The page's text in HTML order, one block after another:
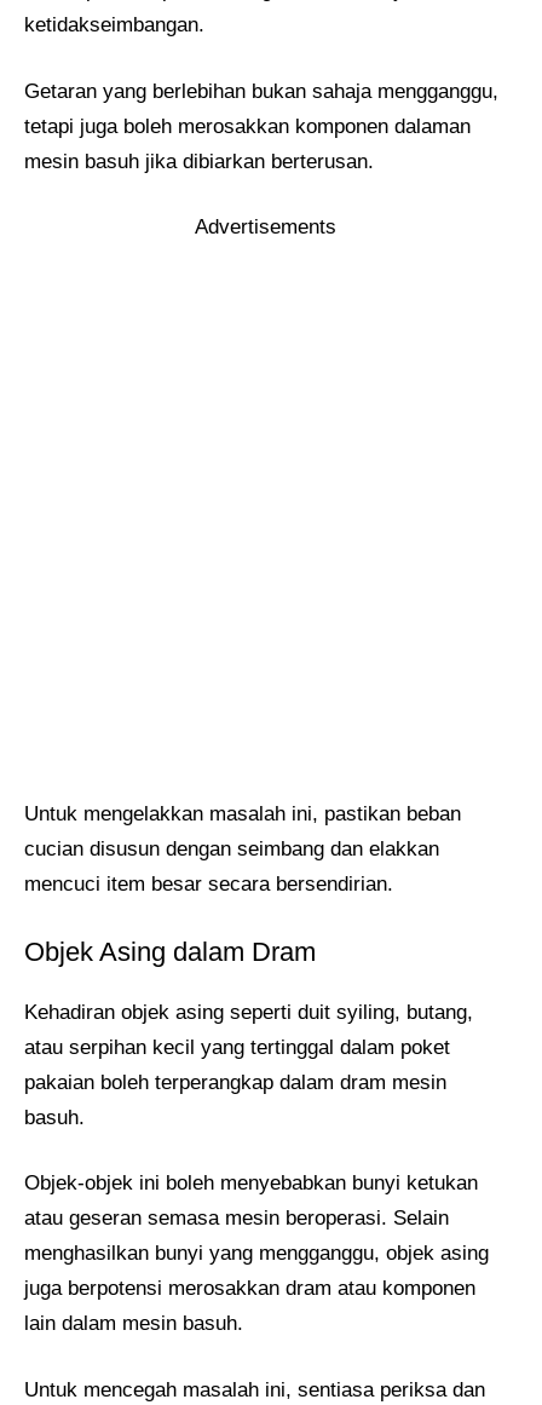
ketidakseimbangan.
Getaran yang berlebihan bukan sahaja mengganggu,
tetapi juga boleh merosakkan komponen dalaman
mesin basuh jika dibiarkan berterusan.
Advertisements
Untuk mengelakkan masalah ini, pastikan beban
cucian disusun dengan seimbang dan elakkan
mencuci item besar secara bersendirian.
Objek Asing dalam Dram
Kehadiran objek asing seperti duit syiling, butang,
atau serpihan kecil yang tertinggal dalam poket
pakaian boleh terperangkap dalam dram mesin
basuh.
Objek-objek ini boleh menyebabkan bunyi ketukan
atau geseran semasa mesin beroperasi. Selain
menghasilkan bunyi yang mengganggu, objek asing
juga berpotensi merosakkan dram atau komponen
lain dalam mesin basuh.
Untuk mencegah masalah ini, sentiasa periksa dan